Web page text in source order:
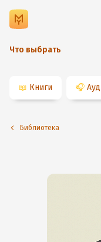
Что выбрать
📖 Книги 🎧
Библиотека